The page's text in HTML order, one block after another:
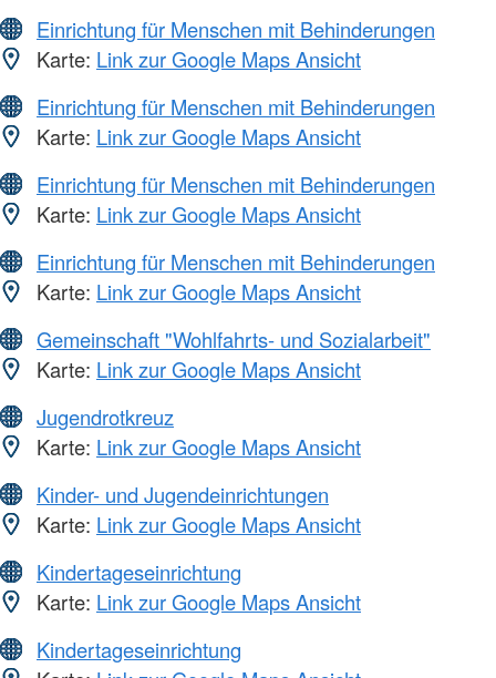
Einrichtung für Menschen mit Behinderungen
Karte: Link zur Google Maps Ansicht
Einrichtung für Menschen mit Behinderungen
Karte: Link zur Google Maps Ansicht
Einrichtung für Menschen mit Behinderungen
Karte: Link zur Google Maps Ansicht
Einrichtung für Menschen mit Behinderungen
Karte: Link zur Google Maps Ansicht
Gemeinschaft "Wohlfahrts- und Sozialarbeit"
Karte: Link zur Google Maps Ansicht
Jugendrotkreuz
Karte: Link zur Google Maps Ansicht
Kinder- und Jugendeinrichtungen
Karte: Link zur Google Maps Ansicht
Kindertageseinrichtung
Karte: Link zur Google Maps Ansicht
Kindertageseinrichtung